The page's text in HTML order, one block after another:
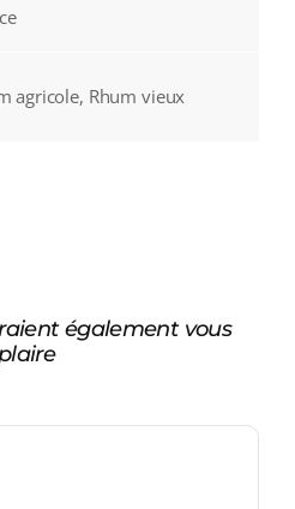
agricole, Rhum vieux
également vous